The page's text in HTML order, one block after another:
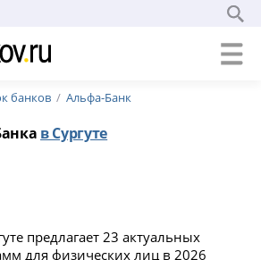
банков Альфа-Банк
в Сургуте
предлагает 23 актуальных
для физических лиц в 2026